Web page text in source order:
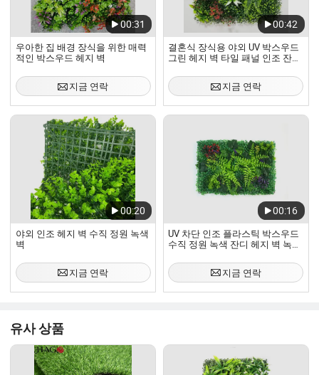
00:31
우아한 집 배경 장식을 위한 매력
적인 박스우드 헤지 벽
지금 연락
00:42
결혼식 장식용 야외 UV 박스우드
그린 헤지 벽 타일 패널 인조 잔디
지금 연락
00:20
야외 인조 헤지 벽 수직 정원 녹색
벽
지금 연락
00:16
UV 차단 인조 플라스틱 박스우드
수직 정원 녹색 잔디 헤지 벽 녹색
지금 연락
유사 상품